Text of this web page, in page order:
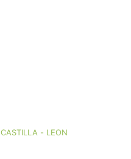
CASTILLA - LEON